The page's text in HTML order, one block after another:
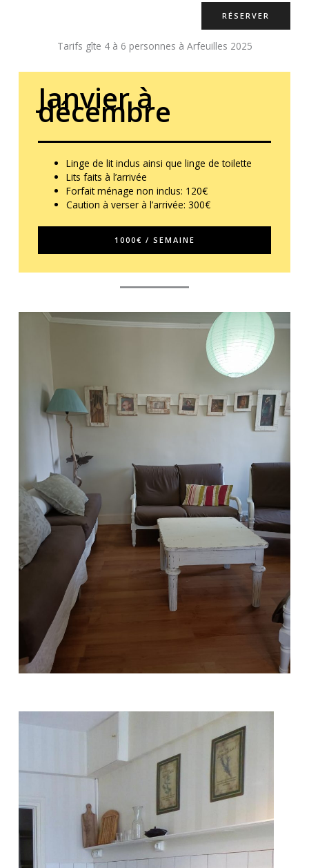
RÉSERVER
Tarifs gîte 4 à 6 personnes à Arfeuilles 2025
Janvier à
décembre
Linge de lit inclus ainsi que linge de toilette
Lits faits à l’arrivée
Forfait ménage non inclus: 120€
Caution à verser à l’arrivée: 300€
1000€ / SEMAINE